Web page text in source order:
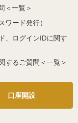
＜一覧＞
ワード発行）
、ログインIDに関す
するご質問＜一覧＞
口座開設